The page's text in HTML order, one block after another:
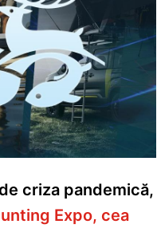
criza pandemică,
Expo, cea